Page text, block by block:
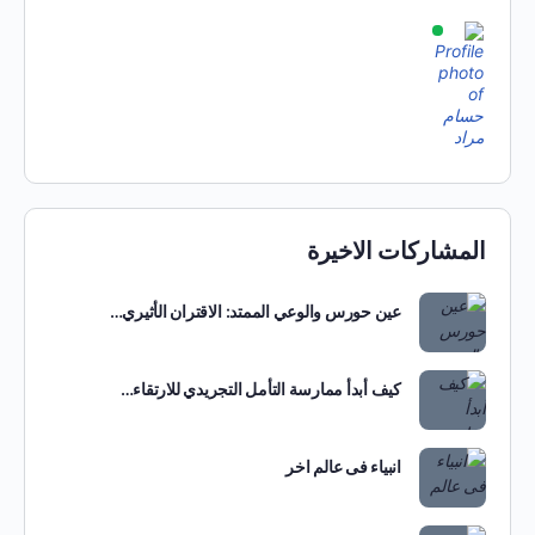
المشاركات الاخيرة
عين حورس والوعي الممتد: الاقتران الأثيري…
كيف أبدأ ممارسة التأمل التجريدي للارتقاء…
انبياء فى عالم اخر